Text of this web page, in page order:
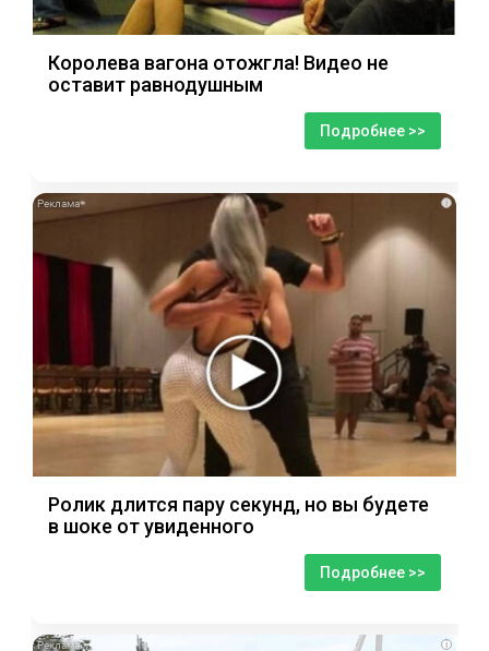
Королева вагона отожгла! Видео не
оставит равнодушным
Подробнее >>
i
Ролик длится пару секунд, но вы будете
в шоке от увиденного
Подробнее >>
i